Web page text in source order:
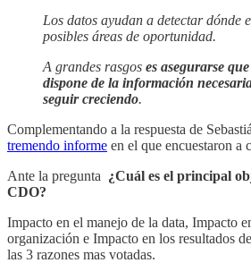
Los datos ayudan a detectar dónde
posibles áreas de oportunidad.
A grandes rasgos es asegurarse
dispone de la información
seguir creciendo.
Complementando a la respuesta de
tremendo informe en el que encuestaron a
Ante la pregunta ¿Cuál es el principal
CDO?
Impacto en el manejo de la data, Impacto
organización e Impacto en los resultados
las 3 razones mas votadas.